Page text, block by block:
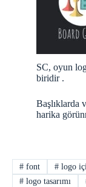
SC, oyun
biridir .
Başlıklarda
harika
#font #logo
#logo tasarımı